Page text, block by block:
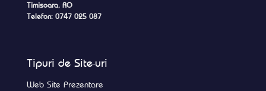
Timisoara, RO
Telefon: 0747 025 087
Tipuri de Site-uri
Web Site Prezentare